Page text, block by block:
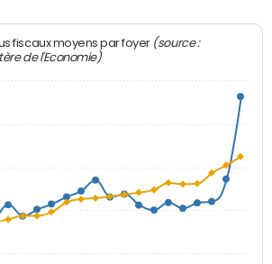
fiscaux moyens par foyer (source :
de l'Economie)